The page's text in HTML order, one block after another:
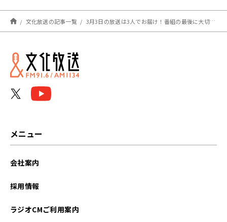
文化放送の記事一覧 3月3日の放送は3人でお届け！番組の最後に大切なお知らせ！『アインシュタイン・山崎紘菜 Heat&Heart!』
メニュー
会社案内
採用情報
ラジオCMご利用案内